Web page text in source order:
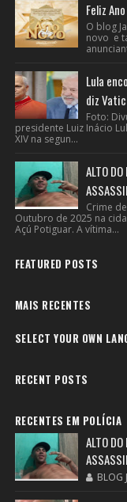
Feliz
O blog
novo e
Lula
diz
Foto:
presidente Luiz Inácio
XIV na segun...
ALTO
Crime
Outubro de 2025 na
Açú Potiguar. A vítima...
FEATURED POSTS
MAIS RECENTES
SELECT YOUR OWN
RECENT POSTS
RECENTES EM POLÍCIA
ALTO
BLOG